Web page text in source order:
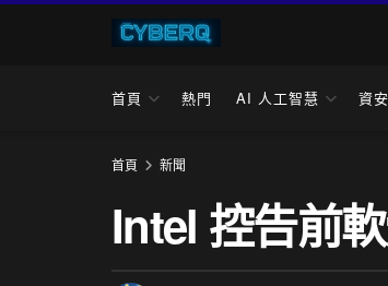
首頁 熱門 AI 人工智慧 資安
首頁 新聞
Intel 控告前